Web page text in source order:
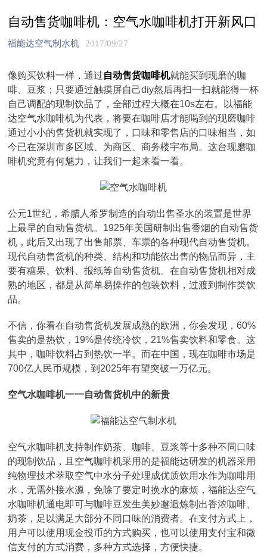
自动售货咖啡机：空气水咖啡机打开新风口
福能达空气制水机 2017/09/27
像购买饮料一样，通过自动售货咖啡机就能买到现磨的咖
啡、豆浆；只要通过触摸屏自己diy然后再扫一扫就能得一杯
自己调配的现制饮品了，全部过程大概在10s左右。以福能
达空气水咖啡机为代表，将要在咖啡店才能喝到的现磨咖啡
通过小小的售货机就实现了，口味和零售店的口味相当，如
今已在深圳市多区域、为商区、商务楼宇布局。这台现磨咖
啡机究竟有何魅力，让我们一起来看一看。
公元1世纪，希腊人希罗制造的自动出售圣水的装置是世界
上最早的自动售货机。1925年美国研制出售香烟的自动售货
机，此后又出现了出售邮票、车票的各种现代自动售货机。
现代自动售货机的种类、结构和功能依出售的物品而异，主
要有糖果、饮料、报纸等自动售货机。在自动售货机相对成
熟的地区，都是从简单易操作的包装饮料，过渡到制作类饮
品。
不信，你看在自动售货机发展成熟的欧洲，你会发现，60%
售卖的是热饮，19%是传统冷饮，21%售卖饮料和零食。这
其中，咖啡饮料占到热饮一半。而在中国，现在咖啡市场是
700亿人民币规模，到2025年有望突破一万亿元。
空气水咖啡机一一自动售货机中的新贵
空气水咖啡机支持制作奶茶、咖啡、豆浆等十多种不同口味
的现制饮品，且空气咖啡机采用的是福能达研发的机器采用
纯物理技术萃取空气中水分子处理成优质饮用水作为咖啡用
水，无需外接水源，免除了要定时换水的麻烦，福能达空气
水咖啡机通电即可与咖啡豆发生美妙邂逅炼制出香浓咖啡、
奶茶，足以满足大部分不同口味的消费者。在支付方式上，
用户可以使用现金投币的方式购买，也可以使用支付宝和微
信支付的方式消费，多种方式选择，方便快捷。